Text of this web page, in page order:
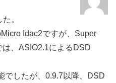
。
Idac2ですが、Super
、ASIO2.1によるDSD
でしたが、0.9.7以降、DSD